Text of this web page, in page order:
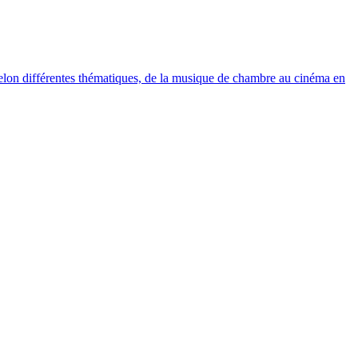
différentes thématiques, de la musique de chambre au cinéma en